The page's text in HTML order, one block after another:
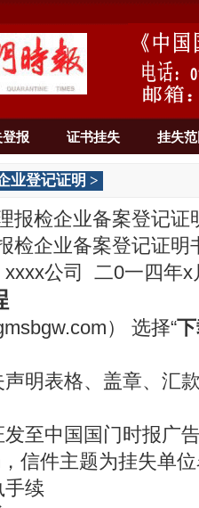
登报 证书挂失 挂失
业登记证明 >
报检企业备案登记证
检企业备案登记证明
公司 二0一四年x
） 选择“
明表格、盖章、汇
至中国国门时报广
信件主题为挂失单
手续